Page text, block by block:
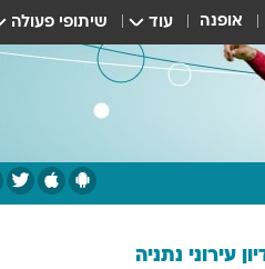
אופנה עוד שיתופי פעולה
עירוני נתניה